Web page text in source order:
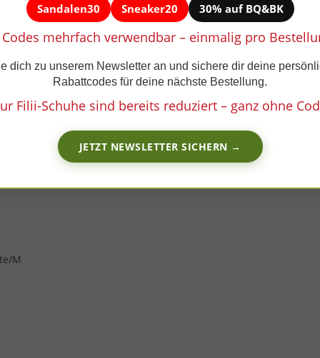
Sandalen30 Sneaker20 30% auf BQ&BK
mehrfach verwendbar – einmalig pro
dich zu unserem Newsletter an und sichere dir deine
Rabattcodes für deine nächste Bestellung.
Filii-Schuhe sind bereits reduziert – ganz ohne
JETZT NEWSLETTER SICHERN →